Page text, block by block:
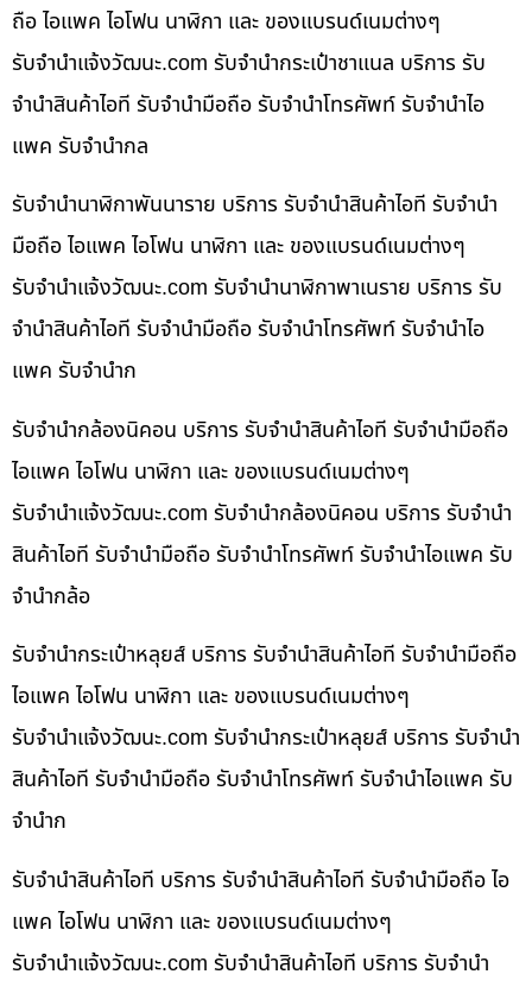
ถือ ไอแพค ไอโฟน นาฬิกา และ ของแบรนด์เนมต่างๆ
รับจํานําแจ้งวัฒนะ.com รับจำนำกระเป๋าชาแนล บริการ รับ
จำนำสินค้าไอที รับจำนำมือถือ รับจำนำโทรศัพท์ รับจำนำไอ
แพค รับจำนำกล
รับจำนำนาฬิกาพันนาราย บริการ รับจำนำสินค้าไอที รับจำนำ
มือถือ ไอแพค ไอโฟน นาฬิกา และ ของแบรนด์เนมต่างๆ
รับจํานําแจ้งวัฒนะ.com รับจำนำนาฬิกาพาเนราย บริการ รับ
จำนำสินค้าไอที รับจำนำมือถือ รับจำนำโทรศัพท์ รับจำนำไอ
แพค รับจำนำก
รับจำนำกล้องนิคอน บริการ รับจำนำสินค้าไอที รับจำนำมือถือ
ไอแพค ไอโฟน นาฬิกา และ ของแบรนด์เนมต่างๆ
รับจํานําแจ้งวัฒนะ.com รับจำนำกล้องนิคอน บริการ รับจำนำ
สินค้าไอที รับจำนำมือถือ รับจำนำโทรศัพท์ รับจำนำไอแพค รับ
จำนำกล้อ
รับจำนำกระเป๋าหลุยส์ บริการ รับจำนำสินค้าไอที รับจำนำมือถือ
ไอแพค ไอโฟน นาฬิกา และ ของแบรนด์เนมต่างๆ
รับจํานําแจ้งวัฒนะ.com รับจำนำกระเป๋าหลุยส์ บริการ รับจำนำ
สินค้าไอที รับจำนำมือถือ รับจำนำโทรศัพท์ รับจำนำไอแพค รับ
จำนำก
รับจำนำสินค้าไอที บริการ รับจำนำสินค้าไอที รับจำนำมือถือ ไอ
แพค ไอโฟน นาฬิกา และ ของแบรนด์เนมต่างๆ
รับจํานําแจ้งวัฒนะ.com รับจำนำสินค้าไอที บริการ รับจำนำ